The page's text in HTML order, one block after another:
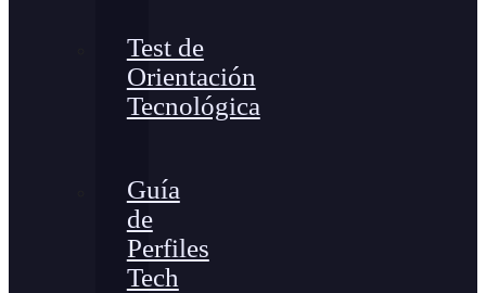
Test de
Orientación
Tecnológica
Guía
de
Perfiles
Tech